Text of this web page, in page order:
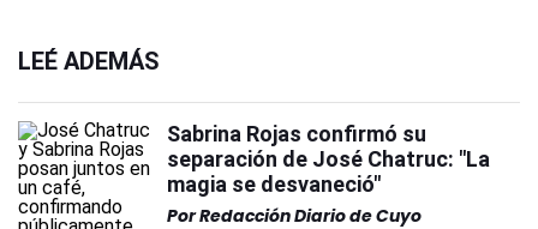
LEÉ ADEMÁS
Sabrina Rojas confirmó su
separación de José Chatruc: "La
magia se desvaneció"
PorRedacción Diario de Cuyo